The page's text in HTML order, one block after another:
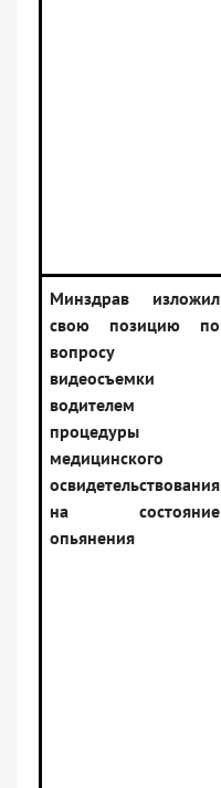
Минздрав изложил
свою позицию по
вопросу
видеосъемки
водителем
процедуры
медицинского
освидетельствования
на состояние
опьянения